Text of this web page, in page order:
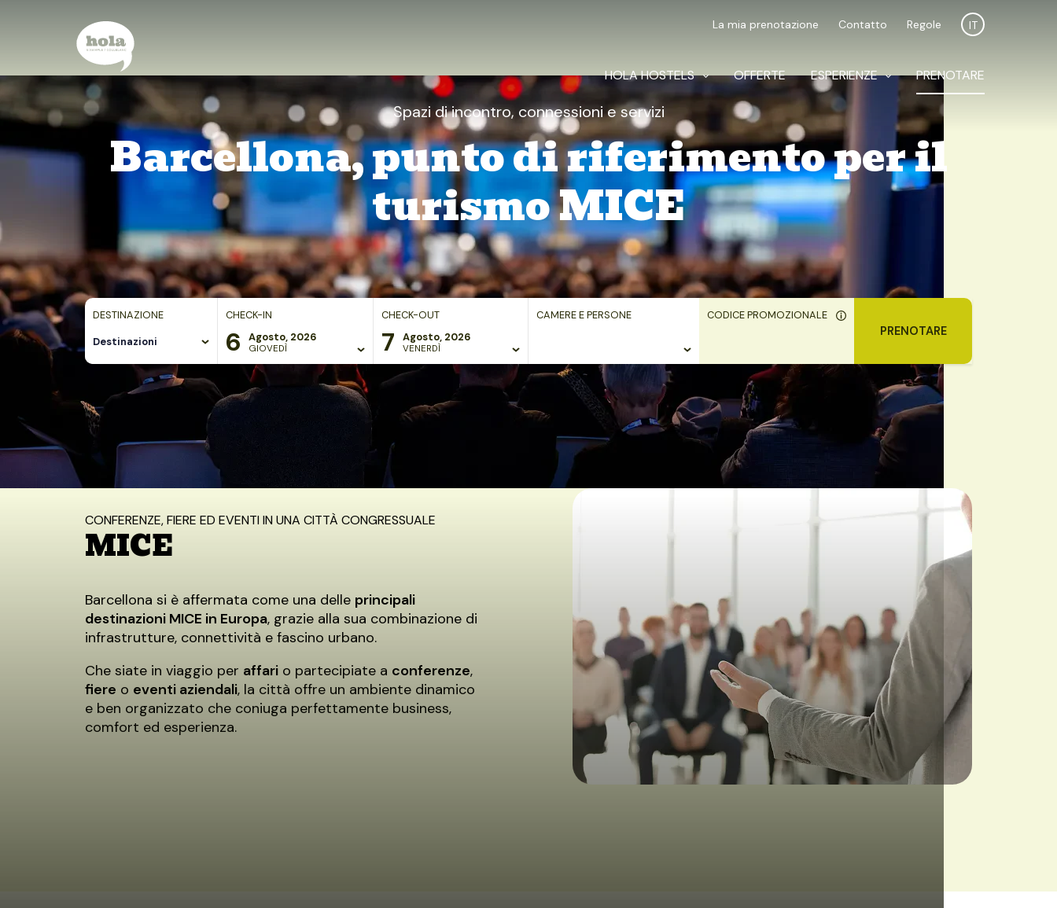
La mia prenotazione Contatto Regole IT
HOLA HOSTELS OFFERTE ESPERIENZE PRENOTARE
Spazi di incontro, connessioni e servizi
Barcellona, punto di riferimento per il
turismo MICE
DESTINAZIONE
Destinazioni
CHECK-IN
6 Agosto, 2026
GIOVEDÌ
CHECK-OUT
7 Agosto, 2026
VENERDÌ
CAMERE E PERSONE CODICE PROMOZIONALE
PRENOTARE
6 agosto, 2026 7 agosto, 2026
/Esperienze/MICE
CONFERENZE, FIERE ED EVENTI IN UNA CITTÀ CONGRESSUALE
MICE
Barcellona si è affermata come una delle principali
destinazioni MICE in Europa, grazie alla sua combinazione di
infrastrutture, connettività e fascino urbano.
Che siate in viaggio per affari o partecipiate a conferenze,
fiere o eventi aziendali, la città offre un ambiente dinamico
e ben organizzato che coniuga perfettamente business,
comfort ed esperienza.